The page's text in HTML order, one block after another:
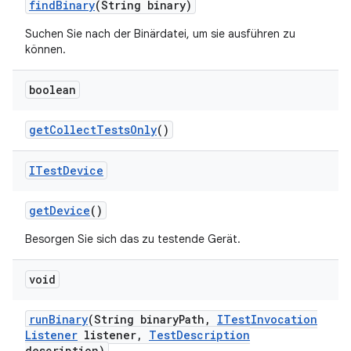
findBinary(String binary)
Suchen Sie nach der Binärdatei, um sie ausführen zu
können.
boolean
getCollectTestsOnly()
ITestDevice
getDevice()
Besorgen Sie sich das zu testende Gerät.
void
runBinary(String binaryPath , ITestInvocation
Listener listener, TestDescription